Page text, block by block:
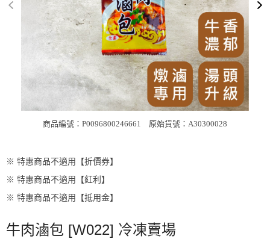
商品編號：P0096800246661 原始貨號：A30300028
※ 特惠商品不適用【折價券】
※ 特惠商品不適用【紅利】
※ 特惠商品不適用【抵用金】
牛肉滷包 [W022] 冷凍賣場